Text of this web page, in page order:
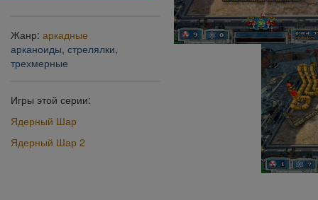
Жанр: аркадные
арканоиды, стрелялки,
трехмерные
Игры этой серии:
Ядерный Шар
Ядерный Шар 2